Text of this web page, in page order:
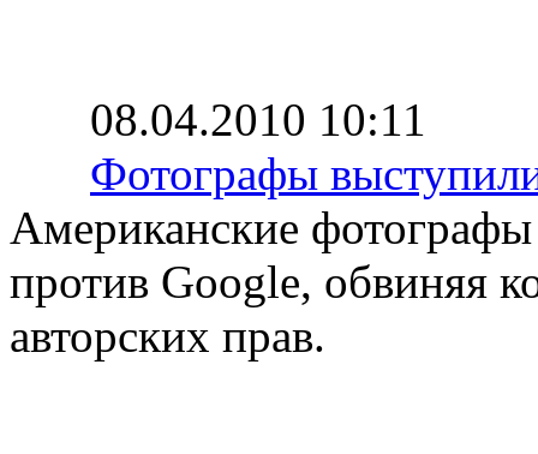
08.04.2010 10:11
Фотографы
Американские
против Google, обвиняя
авторских прав.